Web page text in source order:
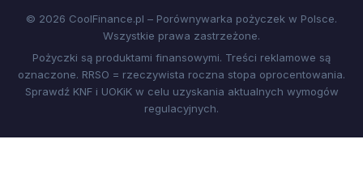
© 2026 CoolFinance.pl – Porównywarka pożyczek w Polsce.
Wszystkie prawa zastrzeżone.
Pożyczki są produktami finansowymi. Treści reklamowe są
oznaczone. RRSO = rzeczywista roczna stopa oprocentowania.
Sprawdź KNF i UOKiK w celu uzyskania aktualnych wymogów
regulacyjnych.